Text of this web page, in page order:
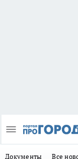
Документы Все